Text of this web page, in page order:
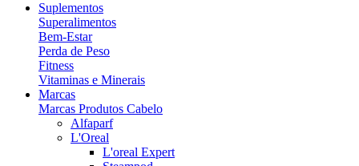
Suplementos
Superalimentos
Bem-Estar
Perda de Peso
Fitness
Vitaminas e Minerais
Marcas
Marcas Produtos Cabelo
Alfaparf
L'Oreal
L'oreal Expert